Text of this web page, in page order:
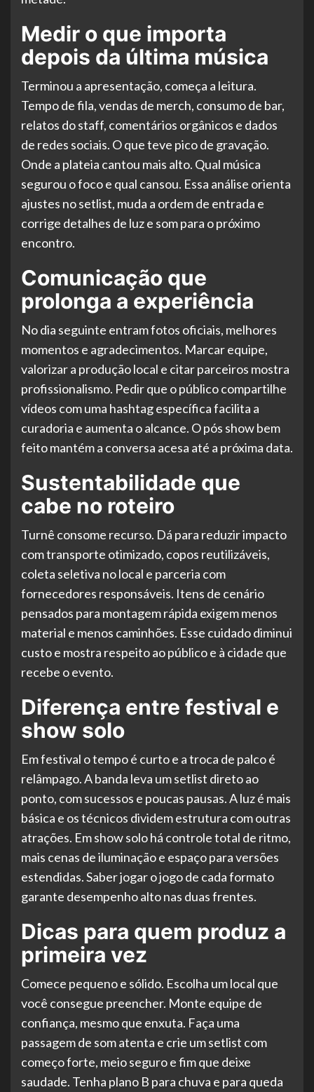
Medir o que importa
depois da última música
Terminou a apresentação, começa a leitura.
Tempo de fila, vendas de merch, consumo de bar,
relatos do staff, comentários orgânicos e dados
de redes sociais. O que teve pico de gravação.
Onde a plateia cantou mais alto. Qual música
segurou o foco e qual cansou. Essa análise orienta
ajustes no setlist, muda a ordem de entrada e
corrige detalhes de luz e som para o próximo
encontro.
Comunicação que
prolonga a experiência
No dia seguinte entram fotos oficiais, melhores
momentos e agradecimentos. Marcar equipe,
valorizar a produção local e citar parceiros mostra
profissionalismo. Pedir que o público compartilhe
vídeos com uma hashtag específica facilita a
curadoria e aumenta o alcance. O pós show bem
feito mantém a conversa acesa até a próxima data.
Sustentabilidade que
cabe no roteiro
Turnê consome recurso. Dá para reduzir impacto
com transporte otimizado, copos reutilizáveis,
coleta seletiva no local e parceria com
fornecedores responsáveis. Itens de cenário
pensados para montagem rápida exigem menos
material e menos caminhões. Esse cuidado diminui
custo e mostra respeito ao público e à cidade que
recebe o evento.
Diferença entre festival e
show solo
Em festival o tempo é curto e a troca de palco é
relâmpago. A banda leva um setlist direto ao
ponto, com sucessos e poucas pausas. A luz é mais
básica e os técnicos dividem estrutura com outras
atrações. Em show solo há controle total de ritmo,
mais cenas de iluminação e espaço para versões
estendidas. Saber jogar o jogo de cada formato
garante desempenho alto nas duas frentes.
Dicas para quem produz a
primeira vez
Comece pequeno e sólido. Escolha um local que
você consegue preencher. Monte equipe de
confiança, mesmo que enxuta. Faça uma
passagem de som atenta e crie um setlist com
começo forte, meio seguro e fim que deixe
saudade. Tenha plano B para chuva e para queda